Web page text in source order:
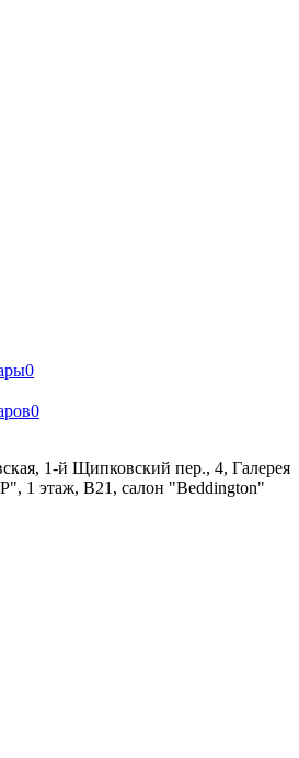
0
0
1-й Щипковский пер., 4, Галерея
1 этаж, B21, салон "Beddington"